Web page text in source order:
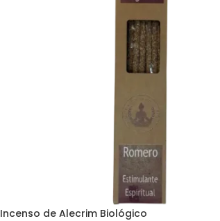
Incenso de Alecrim Biológico